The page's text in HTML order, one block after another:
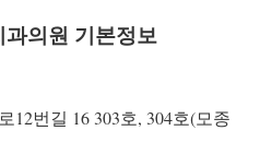
의원 기본정보
12번길 16 303호, 304호(모종